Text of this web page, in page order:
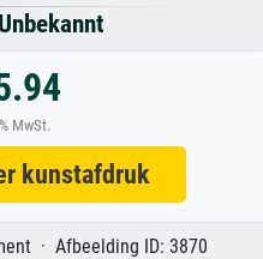
MwSt.
kunstafdruk
· Afbeelding ID: 3870